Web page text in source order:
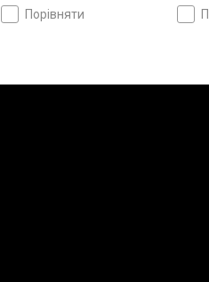
Японіяпорівняти